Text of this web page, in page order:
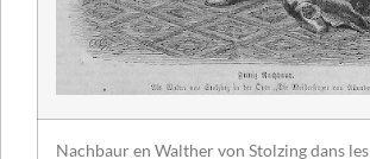
Nachbaur en Walther von Stolzing dans les